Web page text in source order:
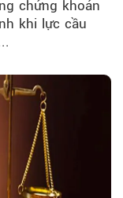
chứng khoán
khi lực cầu